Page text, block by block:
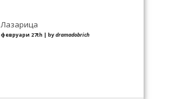
Лазарица
февруари 27th | bydramadobrich